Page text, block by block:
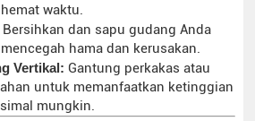
waktu.
Bersihkan dan sapu gudang Anda
hama dan kerusakan.
Vertikal: Gantung perkakas atau
untuk memanfaatkan ketinggian
mungkin.